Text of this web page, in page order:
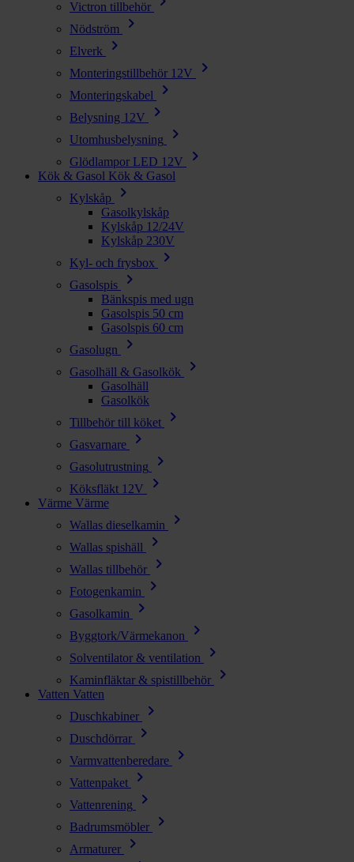
Victron tillbehör
Nödström chevron_right
Elverk chevron_right
Monteringstillbehör 12V chevron_right
Monteringskabel chevron_right
Belysning 12V chevron_right
Utomhusbelysning chevron_right
Glödlampor LED 12V chevron_right
Kök & Gasol Kök & Gasol
Kylskåp
chevron_right
Gasolkylskåp
Kylskåp 12/24V
Kylskåp 230V
Kyl- och frysbox
chevron_right
Gasolspis chevron_right
Bänkspis med ugn
Gasolspis 50 cm
Gasolspis 60 cm
Gasolugn
chevron_right
Gasolhäll & Gasolkök chevron_right
Gasolhäll
Gasolkök
Tillbehör till köket
chevron_right
Gasvarnare chevron_right
Gasolutrustning chevron_right
Köksfläkt 12V chevron_right
Värme Värme
Wallas dieselkamin
chevron_right
Wallas spishäll chevron_right
Wallas tillbehör chevron_right
Fotogenkamin chevron_right
Gasolkamin chevron_right
Byggtork/Värmekanon chevron_right
Solventilator & ventilation chevron_right
Kaminfläktar & spistillbehör chevron_right
Vatten Vatten
Duschkabiner
chevron_right
Duschdörrar chevron_right
Varmvattenberedare chevron_right
Vattenpaket chevron_right
Vattenrening chevron_right
Badrumsmöbler chevron_right
Armaturer chevron_right